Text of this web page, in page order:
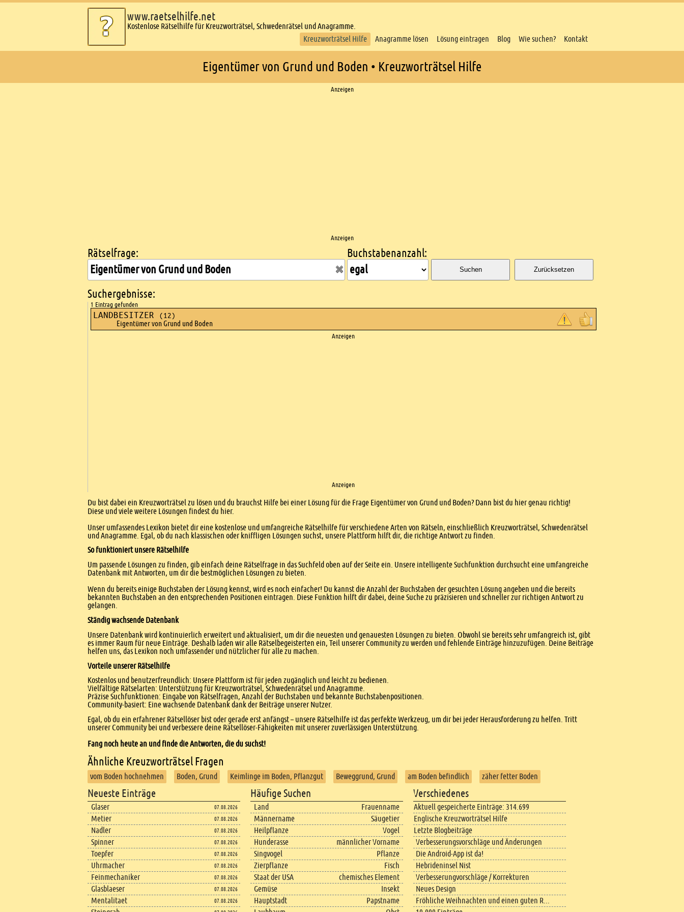
www.raetselhilfe.net
Kostenlose Rätselhilfe für Kreuzworträtsel, Schwedenrätsel und Anagramme.
Kreuzworträtsel Hilfe
Anagramme lösen Lösung eintragen Blog Wie suchen? Kontakt
Eigentümer von Grund und Boden • Kreuzworträtsel Hilfe
Anzeigen
Anzeigen
Kreuzworträtsel suchen
Rätselfrage: Buchstabenanzahl:
Suchen Zurücksetzen
Suchergebnisse:
1 Eintrag gefunden
LANDBESITZER (12)
Eigentümer von Grund und Boden
Anzeigen
Anzeigen
Einleitung
Du bist dabei ein Kreuzworträtsel zu lösen und du brauchst Hilfe bei einer Lösung für die Frage Eigentümer von Grund und Boden? Dann bist du hier genau richtig!
Diese und viele weitere Lösungen findest du hier.
Unser umfassendes Lexikon bietet dir eine kostenlose und umfangreiche Rätselhilfe für verschiedene Arten von Rätseln, einschließlich Kreuzworträtsel, Schwedenrätsel
und Anagramme. Egal, ob du nach klassischen oder kniffligen Lösungen suchst, unsere Plattform hilft dir, die richtige Antwort zu finden.
So funktioniert unsere Rätselhilfe
Um passende Lösungen zu finden, gib einfach deine Rätselfrage in das Suchfeld oben auf der Seite ein. Unsere intelligente Suchfunktion durchsucht eine umfangreiche
Datenbank mit Antworten, um dir die bestmöglichen Lösungen zu bieten.
Wenn du bereits einige Buchstaben der Lösung kennst, wird es noch einfacher! Du kannst die Anzahl der Buchstaben der gesuchten Lösung angeben und die bereits
bekannten Buchstaben an den entsprechenden Positionen eintragen. Diese Funktion hilft dir dabei, deine Suche zu präzisieren und schneller zur richtigen Antwort zu
gelangen.
Ständig wachsende Datenbank
Unsere Datenbank wird kontinuierlich erweitert und aktualisiert, um dir die neuesten und genauesten Lösungen zu bieten. Obwohl sie bereits sehr umfangreich ist, gibt
es immer Raum für neue Einträge. Deshalb laden wir alle Rätselbegeisterten ein, Teil unserer Community zu werden und fehlende Einträge hinzuzufügen. Deine Beiträge
helfen uns, das Lexikon noch umfassender und nützlicher für alle zu machen.
Vorteile unserer Rätselhilfe
Kostenlos und benutzerfreundlich: Unsere Plattform ist für jeden zugänglich und leicht zu bedienen.
Vielfältige Rätselarten: Unterstützung für Kreuzworträtsel, Schwedenrätsel und Anagramme.
Präzise Suchfunktionen: Eingabe von Rätselfragen, Anzahl der Buchstaben und bekannte Buchstabenpositionen.
Community-basiert: Eine wachsende Datenbank dank der Beiträge unserer Nutzer.
Egal, ob du ein erfahrener Rätsellöser bist oder gerade erst anfängst – unsere Rätselhilfe ist das perfekte Werkzeug, um dir bei jeder Herausforderung zu helfen. Tritt
unserer Community bei und verbessere deine Rätsellöser-Fähigkeiten mit unserer zuverlässigen Unterstützung.
Fang noch heute an und finde die Antworten, die du suchst!
Ähnliche Kreuzworträtsel Fragen
vom Boden hochnehmen Boden, Grund Keimlinge im Boden, Pflanzgut Beweggrund, Grund am Boden befindlich
zäher fetter Boden
Footer content
Neueste Einträge
Glaser 07.08.2026
Metier 07.08.2026
Nadler 07.08.2026
Spinner 07.08.2026
Toepfer 07.08.2026
Uhrmacher 07.08.2026
Feinmechaniker 07.08.2026
Glasblaeser 07.08.2026
Mentalitaet 07.08.2026
Häufige Suchen
Land
Frauenname
Männername
Säugetier
Heilpflanze
Vogel
Hunderasse
männlicher Vorname
Singvogel
Pflanze
Zierpflanze
Fisch
Staat der USA
chemisches Element
Gemüse
Insekt
Hauptstadt
Papstname
Verschiedenes
Aktuell gespeicherte Einträge: 314.699
Englische Kreuzworträtsel Hilfe
Letzte Blogbeiträge
Verbesserungsvorschläge und Änderungen
Die Android-App ist da!
Hebrideninsel Nist
Verbesserungvorschläge / Korrekturen
Neues Design
Fröhliche Weihnachten und einen guten R...